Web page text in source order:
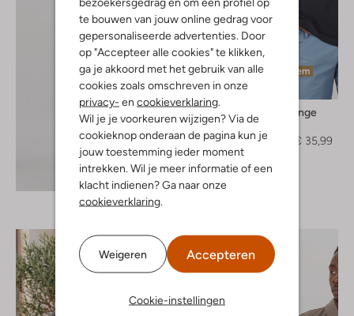
te bouwen van jouw online gedrag voor
gepersonaliseerde advertenties. Door
op "Accepteer alle cookies" te klikken,
ga je akkoord met het gebruik van alle
cookies zoals omschreven in onze
privacy- en cookieverklaring.
Wil je je voorkeuren wijzigen? Via de
cookieknop onderaan de pagina kun je
jouw toestemming ieder moment
intrekken. Wil je meer informatie of een
klacht indienen? Ga naar onze
cookieverklaring.
Weigeren Accepteren
Cookie-instellingen
Ontdek de look
Laatste item
Boss Orange
Polo
€ 89,99
€ 35,99